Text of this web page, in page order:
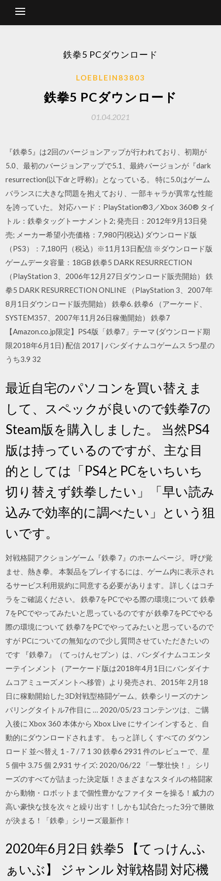
鉄拳5 PCダウンロード
LOEBLEIN83803
鉄拳5 PCダウンロード
01.04.2021
『鉄拳5』は2回のバージョンアップが行われており、初期が
5.0、最初のバージョンアップで5.1、最終バージョンが『dark
resurrection(以下drと呼称)』となっている。 特に5.0はゲーム
バランスに大きな問題を抱えており、一部キャラが異常な性能
を誇っていた。 対応ハード：PlayStation®3／Xbox 360® タイ
トル：鉄拳タッグトーナメント2; 発売日：2012年9月13日発
売; メーカー希望小売価格：7,980円(税込) ダウンロード版
（PS3）：7,180円（税込）※11月13日配信 ※ダウンロード版
ゲームデータ容量：18GB 鉄拳5 DARK RESURRECTION
（PlayStation 3、2006年12月27日ダウンロード販売開始） 鉄
拳5 DARK RESURRECTION ONLINE （PlayStation 3、2007年
8月1日ダウンロード販売開始） 鉄拳6. 鉄拳6 （アーケード、
SYSTEM357、2007年11月26日稼働開始） 鉄拳7
【Amazon.co.jp限定】PS4版「鉄拳7」テーマ (ダウンロード期
限2018年6月1日) 配信 2017 | バンダイナムコゲームス 5つ星の
うち3.9 32
最近自宅のパソコンを買い替えま
して、スペックが良いので鉄拳7の
Steam版を購入しました。 当然PS4
版は持っているのですが、主な目
的としては「PS4とPCをいちいち
切り替えず鉄拳したい」「早い読み
込みで効率的に調べたい」という狙
いです。
対戦格闘アクションゲーム『鉄拳 7』のホームページ。 呼び覚
ませ、熱き拳。 本製品をプレイするには、ゲーム内に表示され
るサービス利用規約に同意する必要があります。 詳しくはコチ
ラをご確認ください。 鉄拳7をPCでやる際の環境について 鉄拳
7をPCでやってみたいと思っているのですが 鉄拳7をPCでやる
際の環境について 鉄拳7をPCでやってみたいと思っているので
すが PCについての無知なので少し質問させていただきたいの
です 『鉄拳7』（てっけんセブン）は、バンダイナムコエンタ
ーテインメント（アーケード版は2018年4月1日にバンダイナ
ムコアミューズメントへ移管）より発売され、2015年 2月18
日に稼動開始した3D対戦型格闘ゲーム。鉄拳シリーズのナン
バリングタイトル7作目に … 2020/05/23 コンテンツは、ご購
入後に Xbox 360 本体から Xbox Live にサインインすると、自
動的にダウンロードされます。 もっと詳しく すべての ダウン
ロード 並べ替え 1 - 7 / 7 1 30 鉄拳6 2931 件のレビューで、星
5 個中 3.75 個 2,931 サイズ: 2020/06/22 「一撃壮快！」 シリ
ーズのすべてが詰まった決定版！さまざまなスタイルの格闘家
から動物・ロボットまで個性豊かなファイタ ーを操る！威力の
高い豪快な技を次々と繰り出す！しかも1試合たった3分で勝敗
が決まる！「鉄拳」シリーズ最新作！
2020年6月2日 鉄拳5 【てっけんふ
ぁいぶ】 ジャンル 対戦格闘 対応機